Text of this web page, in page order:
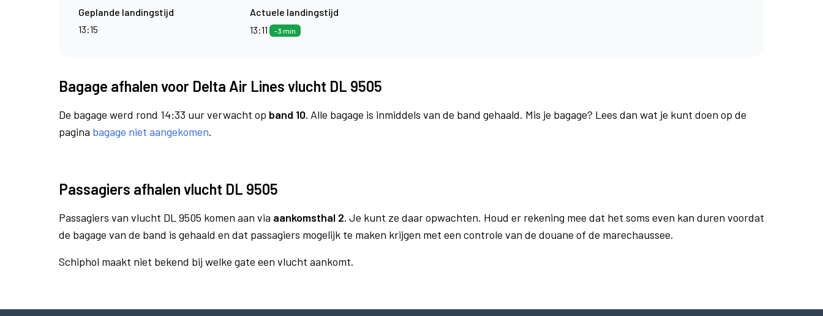
Geplande landingstijd
13:15
Actuele landingstijd
13:11
-3 min
Bagage afhalen voor Delta Air Lines vlucht DL 9505
De bagage werd rond 14:33 uur verwacht op band 10. Alle bagage is inmiddels van de band gehaald. Mis je bagage? Lees dan wat je kunt doen op de
pagina bagage niet aangekomen.
Passagiers afhalen vlucht DL 9505
Passagiers van vlucht DL 9505 komen aan via aankomsthal 2. Je kunt ze daar opwachten. Houd er rekening mee dat het soms even kan duren voordat
de bagage van de band is gehaald en dat passagiers mogelijk te maken krijgen met een controle van de douane of de marechaussee.
Schiphol maakt niet bekend bij welke gate een vlucht aankomt.